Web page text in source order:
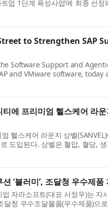
업 1단계 육성사업’에 최종 선
to Strengthen SAP
Software Support and
and VMware software, today
에 프리미엄 헬스케어 라
헬스케어 라운지 상벨
도입된다. 상벨은 혈압, 혈당,
‘블러미’, 조달청 우수제품
자라소프트(대표 서정우)는 자
청 우수조달물품(우수제품)으